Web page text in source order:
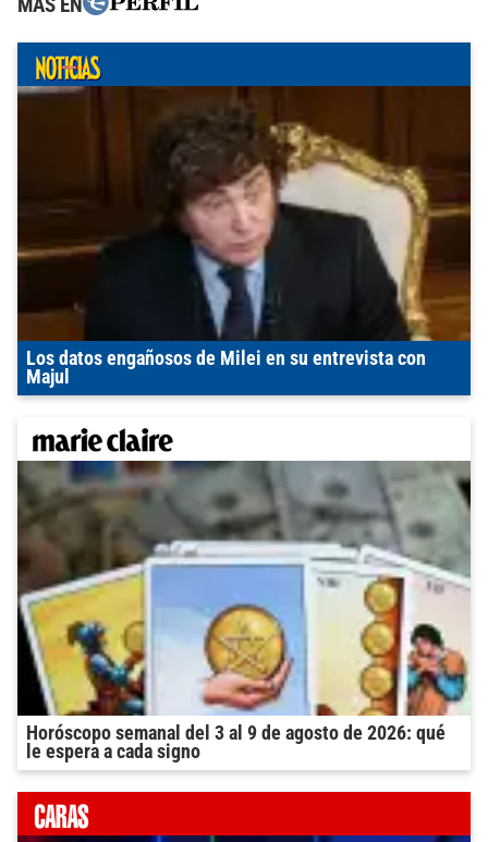
MÁS EN
Los datos engañosos de Milei en su entrevista con
Majul
Horóscopo semanal del 3 al 9 de agosto de 2026: qué
le espera a cada signo